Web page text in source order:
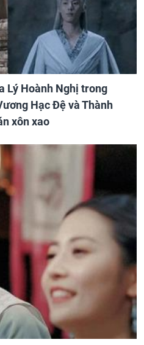
Lý Hoành Nghị trong
Hạc Đệ và Thành
xôn xao